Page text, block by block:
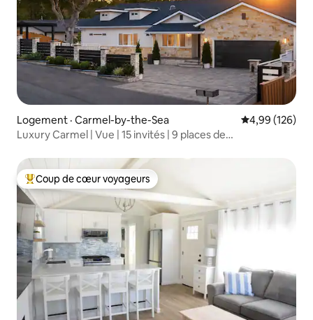
Logement · Carmel-by-the-Sea Note
4,99 (126)
Luxury Carmel | Vue | 15 invités | 9 places de
Coup de cœur voyageurs parmi les plus aimés
Coup de cœur voyageurs